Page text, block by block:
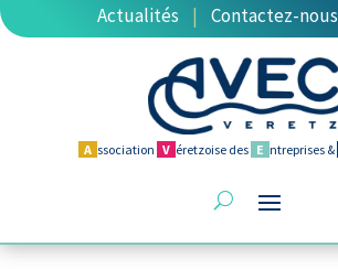
Actualités | Contactez-nous
A ssociation V éretzoise des E ntreprises &